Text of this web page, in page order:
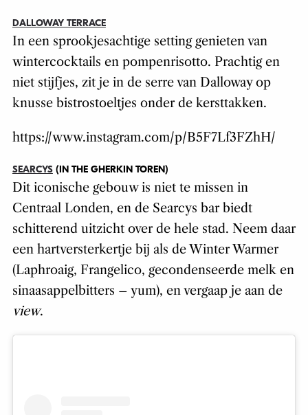
DALLOWAY TERRACE
In een sprookjesachtige setting genieten van
wintercocktails en pompenrisotto. Prachtig en
niet stijfjes, zit je in de serre van Dalloway op
knusse bistrostoeltjes onder de kersttakken.
https://www.instagram.com/p/B5F7Lf3FZhH/
SEARCYS(IN THE GHERKIN TOREN)
Dit iconische gebouw is niet te missen in
Centraal Londen, en de Searcys bar biedt
schitterend uitzicht over de hele stad. Neem daar
een hartversterkertje bij als de Winter Warmer
(Laphroaig, Frangelico, gecondenseerde melk en
sinaasappelbitters – yum), en vergaap je aan de
view.